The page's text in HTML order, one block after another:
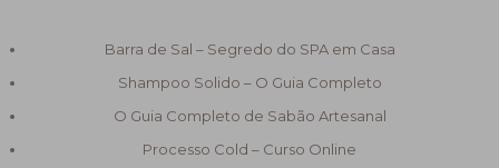
Barra de Sal – Segredo do SPA em Casa
Shampoo Solido – O Guia Completo
O Guia Completo de Sabão Artesanal
Processo Cold – Curso Online